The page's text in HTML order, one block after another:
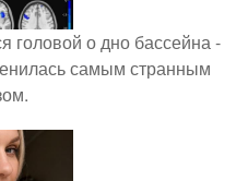
головой о дно бассейна -
самым странным